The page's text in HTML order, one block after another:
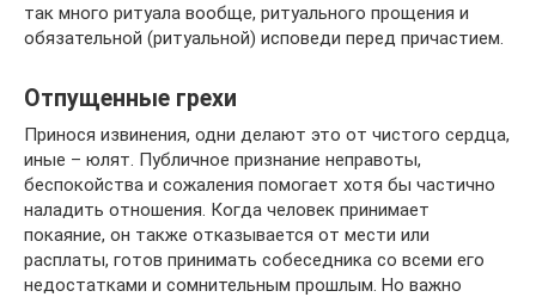
так много ритуала вообще, ритуального прощения и
обязательной (ритуальной) исповеди перед причастием.
Отпущенные грехи
Принося извинения, одни делают это от чистого сердца,
иные – юлят. Публичное признание неправоты,
беспокойства и сожаления помогает хотя бы частично
наладить отношения. Когда человек принимает
покаяние, он также отказывается от мести или
расплаты, готов принимать собеседника со всеми его
недостатками и сомнительным прошлым. Но важно